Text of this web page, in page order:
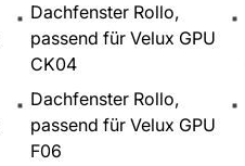
Dachfenster Rollo,
passend für Velux GPU
CK04
Dachfenster Rollo,
passend für Velux GPU
F06